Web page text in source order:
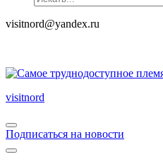
visitnord@yandex.ru
visitnord
Подписаться на новости